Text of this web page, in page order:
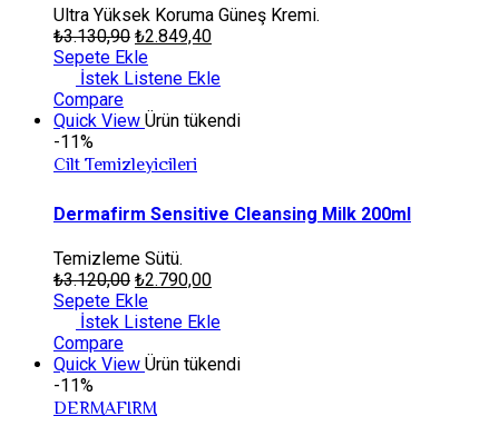
Ultra Yüksek Koruma Güneş Kremi.
₺3.130,90 ₺2.849,40
Sepete Ekle
İstek Listene Ekle
Compare
Quick View Ürün tükendi
-11%
Cilt Temizleyicileri
Dermafirm Sensitive Cleansing Milk 200ml
Temizleme Sütü.
₺3.120,00 ₺2.790,00
Sepete Ekle
İstek Listene Ekle
Compare
Quick View Ürün tükendi
-11%
DERMAFIRM